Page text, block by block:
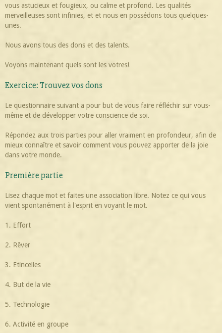
vous astucieux et fougieux, ou calme et profond. Les qualités
merveilleuses sont infinies, et et nous en possédons tous quelques-
unes.
Nous avons tous des dons et des talents.
Voyons maintenant quels sont les votres!
Exercice: Trouvez vos dons
Le questionnaire suivant a pour but de vous faire réfléchir sur vous-
même et de développer votre conscience de soi.
Répondez aux trois parties pour aller vraiment en profondeur, afin de
mieux connaître et savoir comment vous pouvez apporter de la joie
dans votre monde.
Première partie
Lisez chaque mot et faites une association libre. Notez ce qui vous
vient spontanément à l'esprit en voyant le mot.
1. Effort
2. Rêver
3. Etincelles
4. But de la vie
5. Technologie
6. Activité en groupe